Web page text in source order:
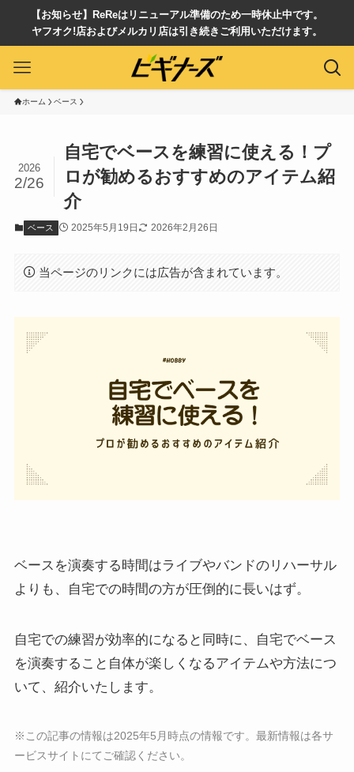
【お知らせ】ReReはリニューアル準備のため一時休止中です。
ヤフオク!店およびメルカリ店は引き続きご利用いただけます。
ホーム ベース
自宅でベースを練習に使える！プ
ロが勧めるおすすめのアイテム紹
介
2026
2/26
ベース 2025年5月19日 2026年2月26日
当ページのリンクには広告が含まれています。
ベースを演奏する時間はライブやバンドのリハーサル
よりも、自宅での時間の方が圧倒的に長いはず。
自宅での練習が効率的になると同時に、自宅でベース
を演奏すること自体が楽しくなるアイテムや方法につ
いて、紹介いたします。
※この記事の情報は2025年5月時点の情報です。最新情報は各サ
ービスサイトにてご確認ください。